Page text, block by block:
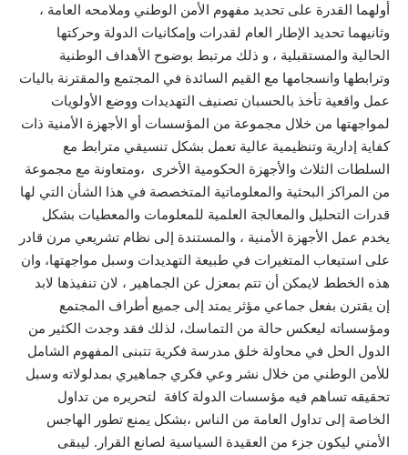
أولهما القدرة على تحديد مفهوم الأمن الوطني وملامحه العامة ،
وثانيهما تحديد الإطار العام لقدرات وإمكانيات الدولة وحركتها
الحالية والمستقبلية ، و ذلك مرتبط بوضوح الأهداف الوطنية
وترابطها وانسجامها مع القيم السائدة في المجتمع والمقترنة باليات
عمل واقعية تأخذ بالحسبان تصنيف التهديدات ووضع الأولويات
لمواجهتها من خلال مجموعة من المؤسسات أو الأجهزة الأمنية ذات
كفاية إدارية وتنظيمية عالية تعمل بشكل تنسيقي مترابط مع
السلطات الثلاث والأجهزة الحكومية الأخرى ،ومتعاونة مع مجموعة
من المراكز البحثية والمعلوماتية المتخصصة في هذا الشأن التي لها
قدرات التحليل والمعالجة العلمية للمعلومات والمعطيات بشكل
يخدم عمل الأجهزة الأمنية ، والمستندة إلى نظام تشريعي مرن قادر
على استيعاب المتغيرات في طبيعة التهديدات وسبل مواجهتها، وان
هذه الخطط لايمكن أن تتم بمعزل عن الجماهير ، لان تنفيذها لابد
إن يقترن بفعل جماعي مؤثر يمتد إلى جميع أطراف المجتمع
ومؤسساته ليعكس حالة من التماسك، لذلك فقد وجدت الكثير من
الدول الحل في محاولة خلق مدرسة فكرية تتبنى المفهوم الشامل
للأمن الوطني من خلال نشر وعي فكري جماهيري بمدلولاته وسبل
تحقيقه تساهم فيه مؤسسات الدولة كافة لتحريره من تداول
الخاصة إلى تداول العامة من الناس ،بشكل يمنع تطور الهاجس
الأمني ليكون جزء من العقيدة السياسية لصانع القرار. ليبقى